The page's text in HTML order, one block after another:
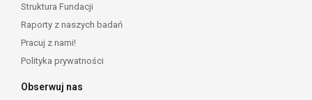
Struktura Fundacji
Raporty z naszych badań
Pracuj z nami!
Polityka prywatności
Obserwuj nas